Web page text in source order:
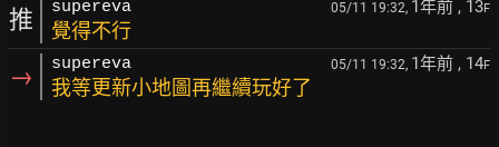
推 supereva 05/11 19:32, 1年前 , 13F
覺得不行
→ supereva 05/11 19:32, 1年前 , 14F
我等更新小地圖再繼續玩好了